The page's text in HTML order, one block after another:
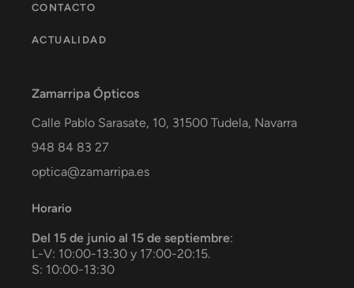
CONTACTO
ACTUALIDAD
Zamarripa Ópticos
Calle Pablo Sarasate, 10, 31500 Tudela, Navarra
948 84 83 27
optica@zamarripa.es
Horario
Del 15 de junio al 15 de septiembre:
L-V: 10:00-13:30 y 17:00-20:15.
S: 10:00-13:30